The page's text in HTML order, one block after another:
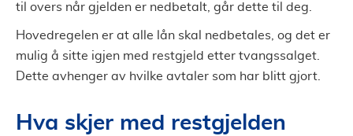
til overs når gjelden er nedbetalt, går dette til deg.
Hovedregelen er at alle lån skal nedbetales, og det er
mulig å sitte igjen med restgjeld etter tvangssalget.
Dette avhenger av hvilke avtaler som har blitt gjort.
Hva skjer med restgjelden